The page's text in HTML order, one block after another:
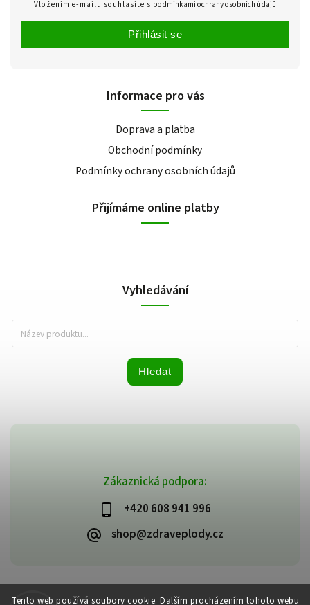
Tento web používá soubory cookie. Dalším procházením tohoto webu
Zákaznická podpora:
+420 608 941 996
shop@zdraveplody.cz
Informace pro vás
Doprava a platba
Obchodní podmínky
Podmínky ochrany osobních údajů
Přijímáme online platby
Vyhledávání
Hledat
Vložením e-mailu souhlasíte s podmínkami ochrany osobních údajů
Přihlásit se
Copyright 2026Zdravé plody. Všechna práva vyhrazena.